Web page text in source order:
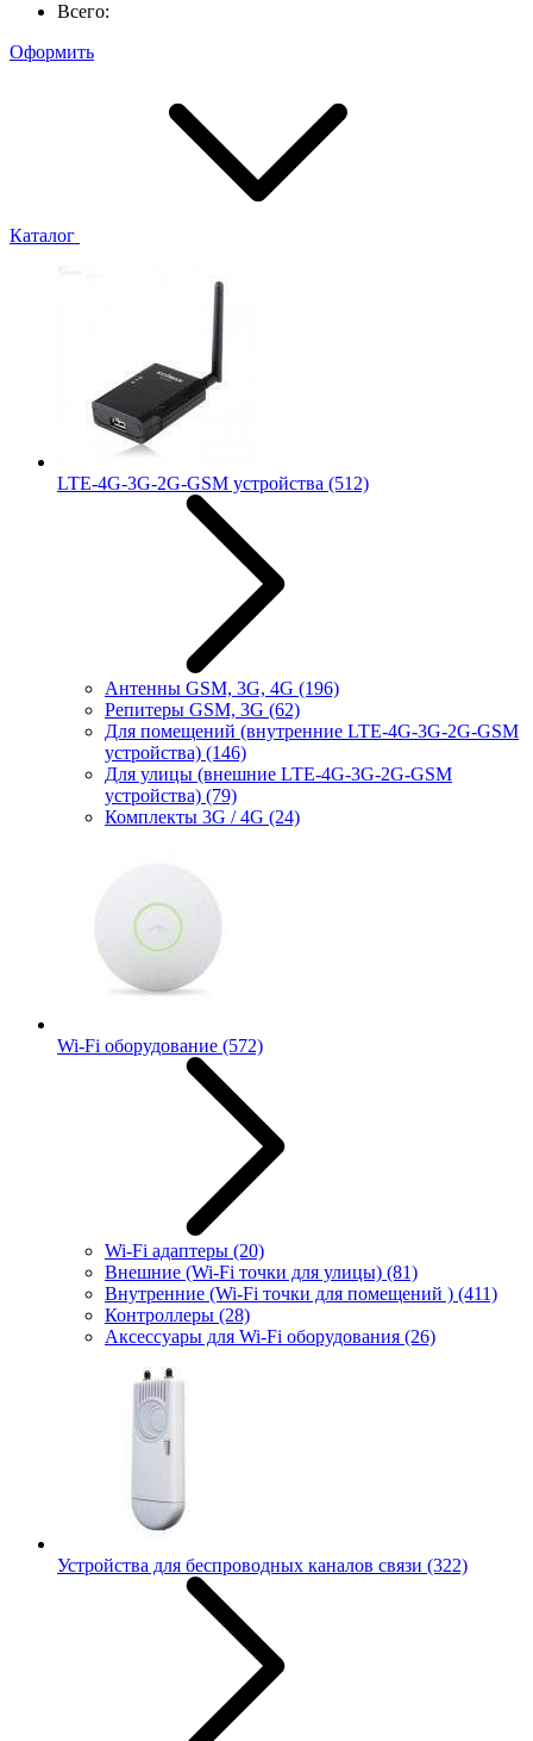
Всего:
Оформить
Каталог
LTE-4G-3G-2G-GSM устройства (512)
Антенны GSM, 3G, 4G (196)
Репитеры GSM, 3G (62)
Для помещений (внутренние LTE-4G-3G-2G-GSM
устройства) (146)
Для улицы (внешние LTE-4G-3G-2G-GSM
устройства) (79)
Комплекты 3G / 4G (24)
Wi-Fi оборудование (572)
Wi-Fi адаптеры (20)
Внешние (Wi-Fi точки для улицы) (81)
Внутренние (Wi-Fi точки для помещений ) (411)
Контроллеры (28)
Аксессуары для Wi-Fi оборудования (26)
Устройства для беспроводных каналов связи (322)